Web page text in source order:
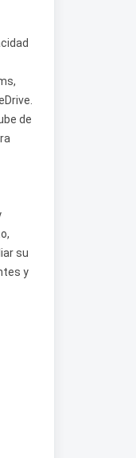
de
su
y